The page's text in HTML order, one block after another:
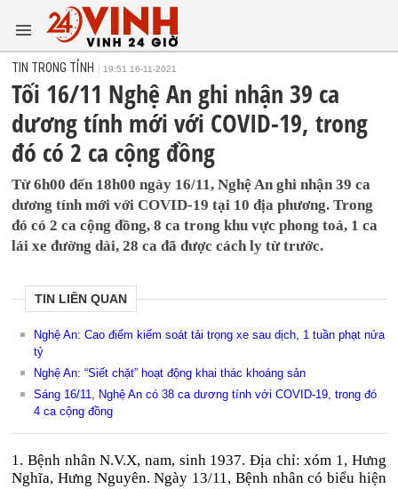
TIN TRONG TỈNH 19:51 16-11-2021
Tối 16/11 Nghệ An ghi nhận 39 ca
dương tính mới với COVID-19, trong
đó có 2 ca cộng đồng
Từ 6h00 đến 18h00 ngày 16/11, Nghệ An ghi nhận 39 ca
dương tính mới với COVID-19 tại 10 địa phương. Trong
đó có 2 ca cộng đồng, 8 ca trong khu vực phong toả, 1 ca
lái xe đường dài, 28 ca đã được cách ly từ trước.
TIN LIÊN QUAN
Nghệ An: Cao điểm kiểm soát tải trọng xe sau dịch, 1 tuần phạt nửa
tỷ
Nghệ An: “Siết chặt” hoạt động khai thác khoáng sản
Sáng 16/11, Nghệ An có 38 ca dương tính với COVID-19, trong đó
4 ca cộng đồng
1. Bệnh nhân N.V.X, nam, sinh 1937. Địa chỉ: xóm 1, Hưng
Nghĩa, Hưng Nguyên. Ngày 13/11, Bệnh nhân có biểu hiện